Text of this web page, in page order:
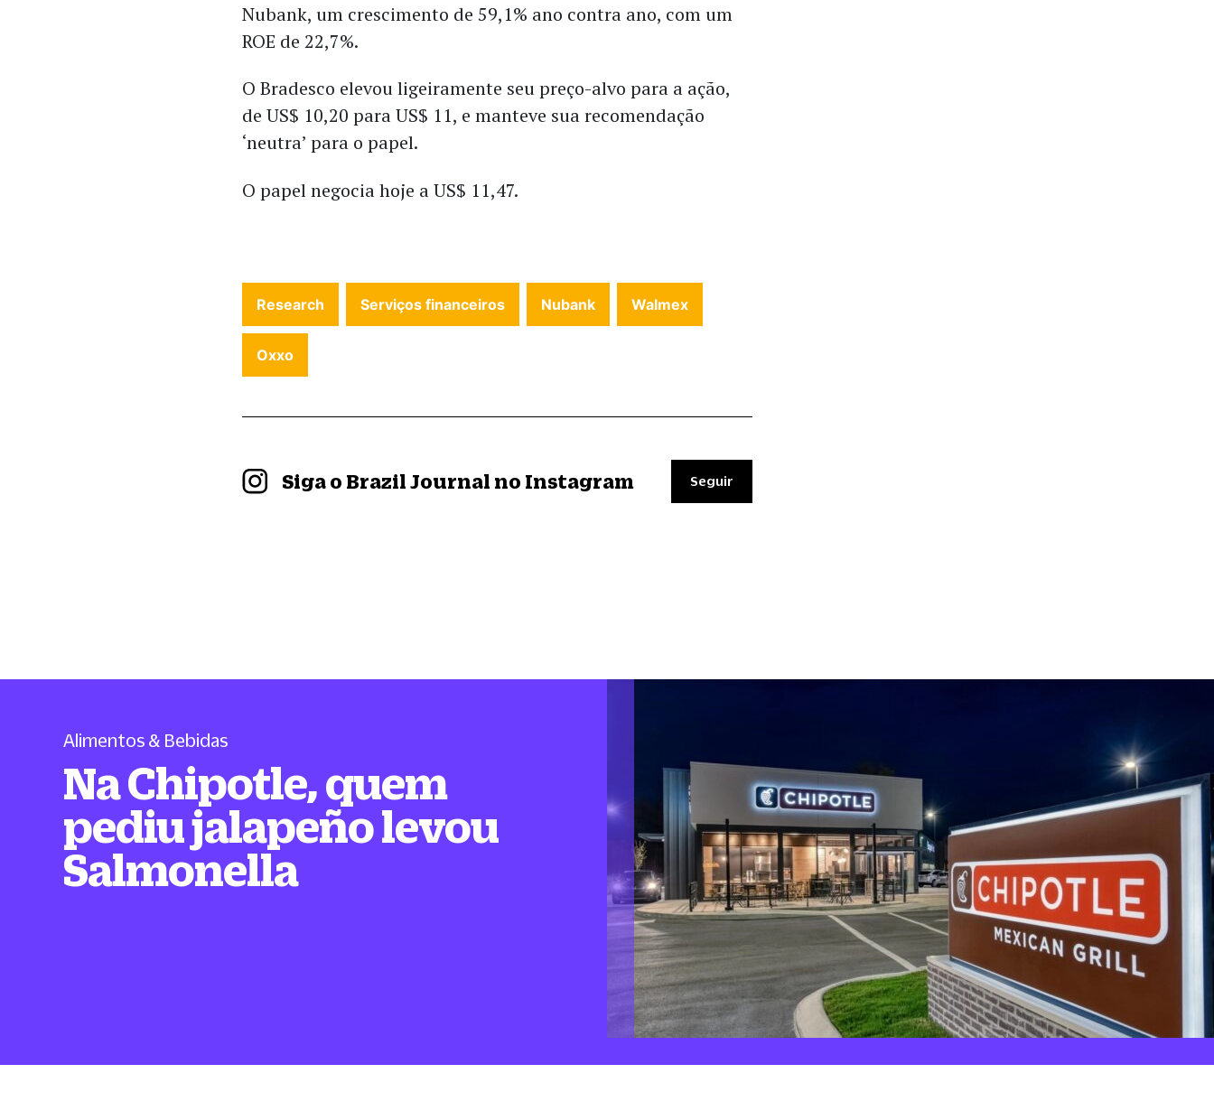
Nubank, um crescimento de 59,1% ano contra ano, com um
ROE de 22,7%.
O Bradesco elevou ligeiramente seu preço-alvo para a ação,
de US$ 10,20 para US$ 11, e manteve sua recomendação
‘neutra’ para o papel.
O papel negocia hoje a US$ 11,47.
Research Serviços financeiros Nubank Walmex
Oxxo
Siga o Brazil Journal no Instagram Seguir
Alimentos & Bebidas
Na Chipotle, quem
pediu jalapeño levou
Salmonella